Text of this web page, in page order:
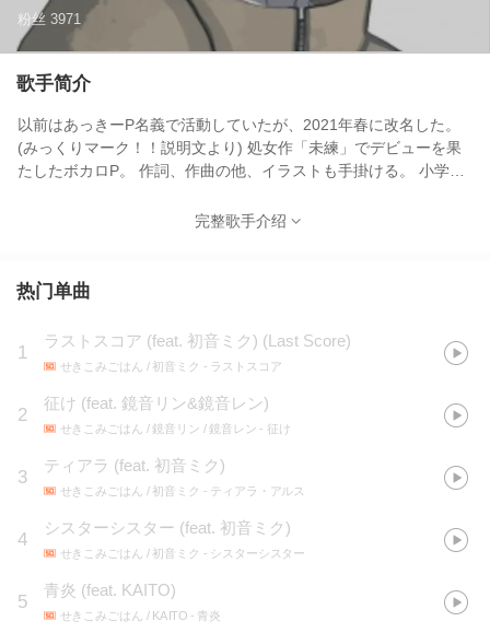
粉丝 3971
歌手简介
以前はあっきーP名義で活動していたが、2021年春に改名した。
(みっくりマーク！！説明文より) 処女作「未練」でデビューを果
たしたボカロP。 作詞、作曲の他、イラストも手掛ける。 小学生
で人を刺していきたい。」(niconico), 「ヴァイオリンでぶっ刺
トセカイ カラフルステージ！ feat. 初音ミク』の「一緒に作ろ
内に収録された。 この曲は自身初の殿堂入りを達成している。
2022年4月には「Loading Memories」が、「マジカルミライ10th
Anniversary×piapro」楽曲コンテストにてグランプリに輝いた。
次の曲が殿堂入りを達成している。 Loading Memories 、 ティア
ラ/せきこみごはん 、 ラストスコア 、 リメンシア
完整歌手介绍
热门单曲
1
ラストスコア (feat. 初音ミク) (Last Score)
せきこみごはん / 初音ミク - ラストスコア
2
征け (feat. 鏡音リン&鏡音レン)
せきこみごはん / 鏡音リン / 鏡音レン - 征け
3
ティアラ (feat. 初音ミク)
せきこみごはん / 初音ミク - ティアラ・アルス
4
シスターシスター (feat. 初音ミク)
せきこみごはん / 初音ミク - シスターシスター
5
青炎 (feat. KAITO)
せきこみごはん / KAITO - 青炎